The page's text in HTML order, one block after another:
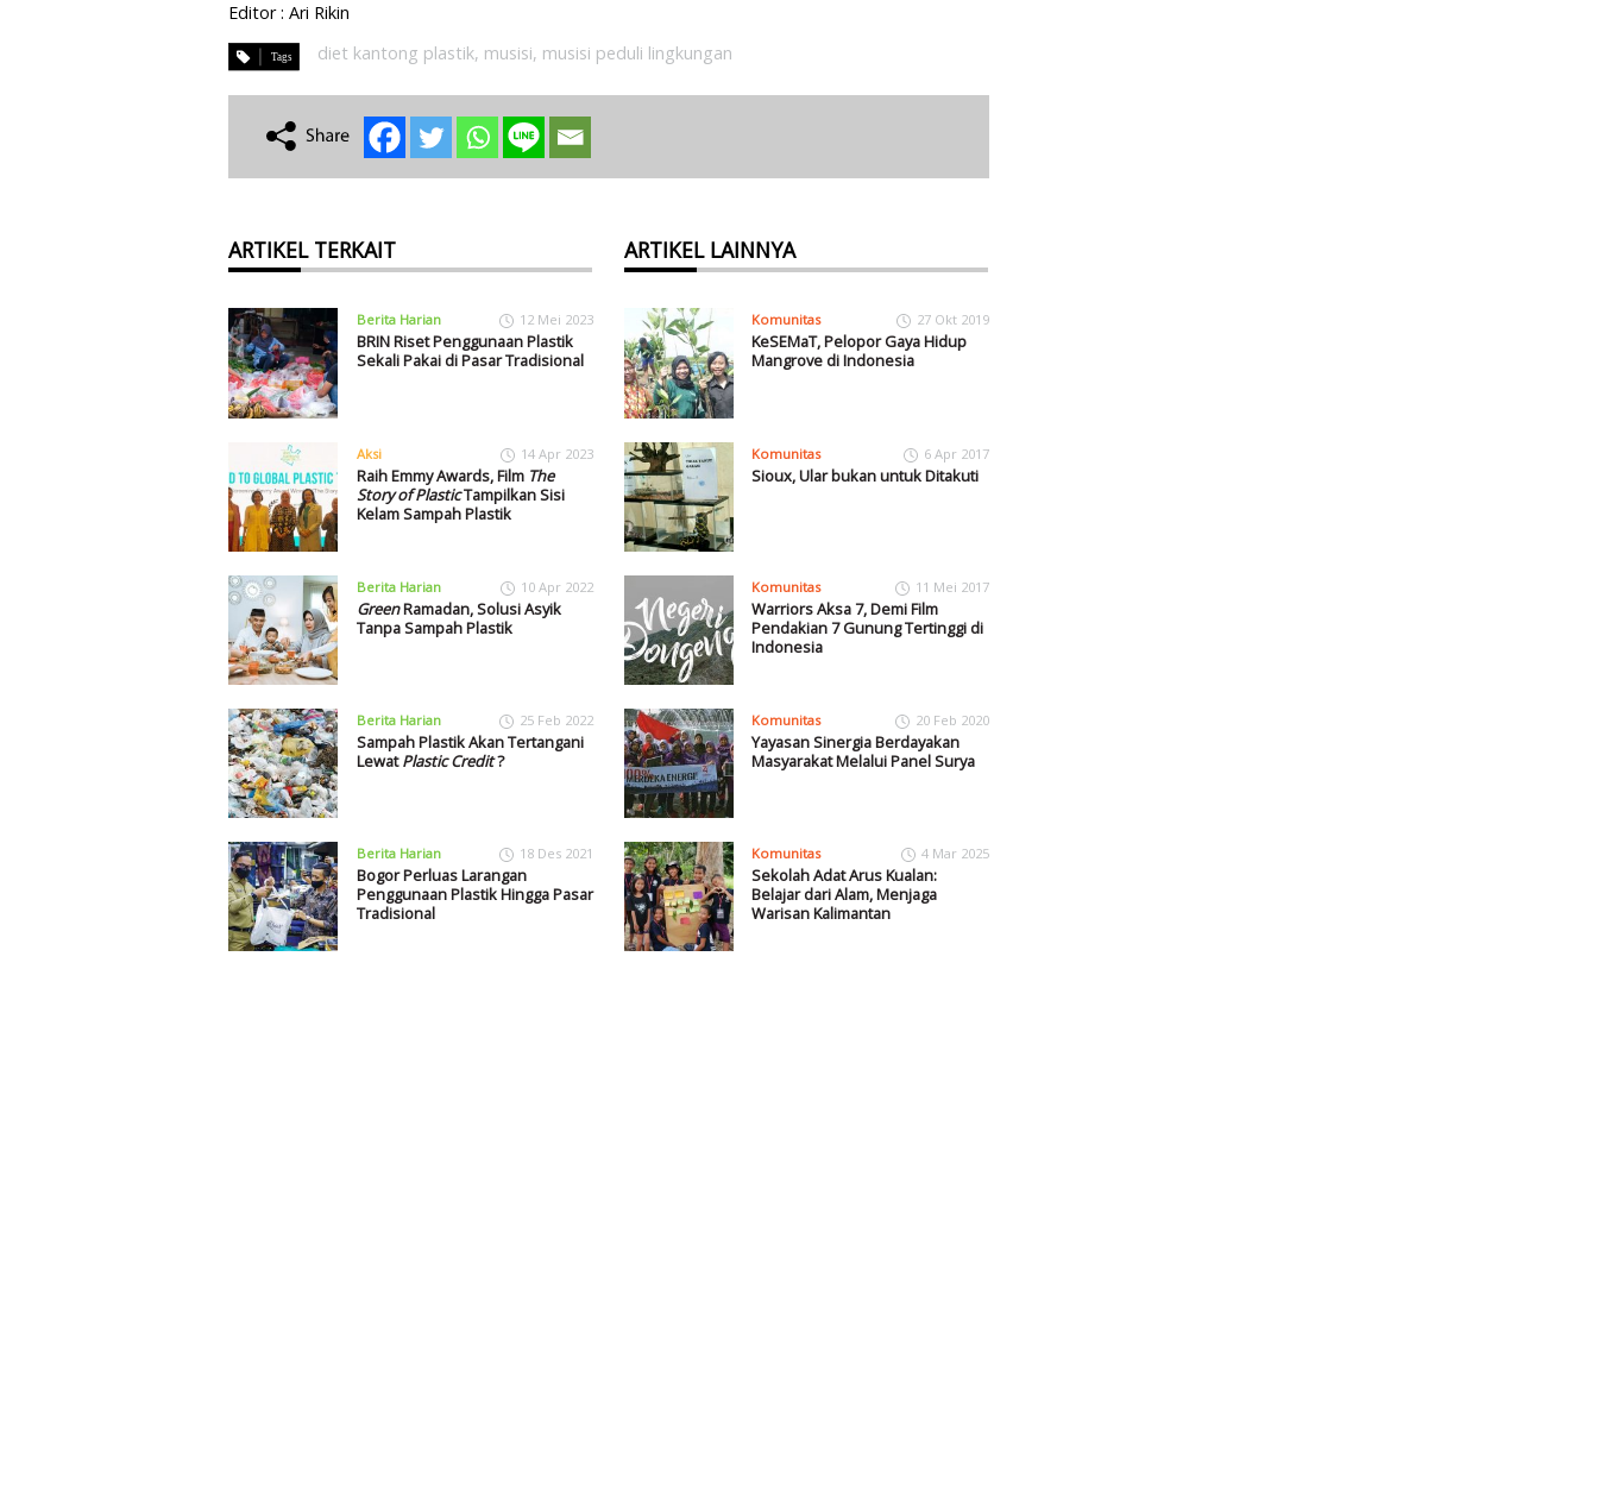
Editor : Ari Rikin
diet kantong plastik, musisi, musisi peduli lingkungan
ARTIKEL TERKAIT
Berita Harian 12 Mei 2023
BRIN Riset Penggunaan Plastik
Sekali Pakai di Pasar Tradisional
Aksi 14 Apr 2023
Raih Emmy Awards, Film The
Story of PlasticTampilkan Sisi
Kelam Sampah Plastik
Berita Harian 10 Apr 2022
GreenRamadan, Solusi Asyik
Tanpa Sampah Plastik
Berita Harian 25 Feb 2022
Sampah Plastik Akan Tertangani
LewatPlastic Credit?
Berita Harian 18 Des 2021
Bogor Perluas Larangan
Penggunaan Plastik Hingga Pasar
Tradisional
ARTIKEL LAINNYA
Komunitas 27 Okt 2019
KeSEMaT, Pelopor Gaya Hidup
Mangrove di Indonesia
Komunitas 6 Apr 2017
Sioux, Ular bukan untuk Ditakuti
Komunitas 11 Mei 2017
Warriors Aksa 7, Demi Film
Pendakian 7 Gunung Tertinggi di
Indonesia
Komunitas 20 Feb 2020
Yayasan Sinergia Berdayakan
Masyarakat Melalui Panel Surya
Komunitas 4 Mar 2025
Sekolah Adat Arus Kualan:
Belajar dari Alam, Menjaga
Warisan Kalimantan